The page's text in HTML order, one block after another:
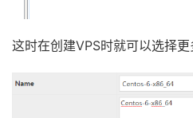
这时在创建VPS时就可以选择更